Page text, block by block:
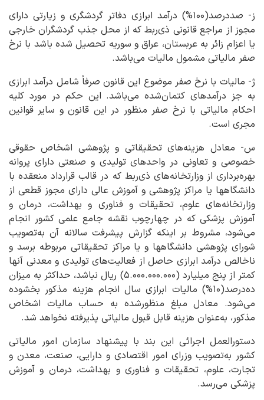
ز- صددرصد(۱۰۰%) درآمد ابرازی دفاتر گردشگری و زیارتی دارای
مجوز از مراجع قانونی ذی‌ربط که از محل جذب گردشگران خارجی
یا اعزام زائر به عربستان، عراق و سوریه تحصیل شده باشد با نرخ
صفر مالیاتی مشمول مالیات می‌باشد.
ژ- مالیات با نرخ صفر موضوع این قانون صرفاً شامل درآمد ابرازی
به جز درآمدهای کتمان‌شده می‌باشد. این حکم در مورد کلیه
احکام مالیاتی با نرخ صفر منظور در این قانون و سایر قوانین
مجری است.
س- معادل هزینه‌های تحقیقاتی و پژوهشی اشخاص حقوقی
خصوصی و تعاونی در واحدهای تولیدی و صنعتی دارای پروانه
بهره‌برداری از وزارتخانه‌های ذی‌ربط که در قالب قرارداد منعقده با
دانشگاهها یا مراکز پژوهشی و آموزش عالی دارای مجوز قطعی از
وزارتخانه‌های علوم، تحقیقات و فناوری و بهداشت، درمان و
آموزش پزشکی که در چهارچوب نقشه جامع علمی کشور انجام
می‌شود، مشروط بر اینکه گزارش پیشرفت سالانه آن به‌تصویب
شورای پژوهشی دانشگاهها و یا مراکز تحقیقاتی مربوطه برسد و
ناخالص درآمد ابرازی حاصل از فعالیت‌های تولیدی و معدنی آنها
کمتر از پنج ‌میلیارد (۵.۰۰۰.۰۰۰.۰۰۰) ریال نباشد، حداکثر به میزان
ده‌درصد(۱۰%) مالیات ابرازی سال انجام هزینه مذکور بخشوده
می‌شود. معادل مبلغ منظورشده به حساب مالیات اشخاص
مذکور، به‌عنوان هزینه قابل قبول مالیاتی پذیرفته نخواهد شد.
دستورالعمل اجرائی این بند با پیشنهاد سازمان امور مالیاتی
کشور به‌تصویب وزرای امور اقتصادی و دارایی، صنعت، معدن و
تجارت، علوم، تحقیقات و فناوری و بهداشت، درمان و آموزش
پزشکی می‌رسد.